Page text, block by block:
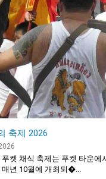
축제 2026
켓 채식 축제는 푸켓 타운에
매년 10월에 개최되�...